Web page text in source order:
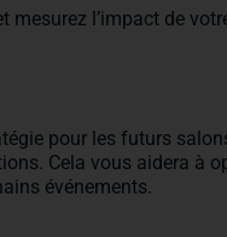
mesurez l’impact de
pour les futurs
Cela vous aidera à
événements.